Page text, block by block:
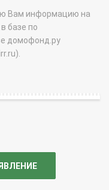
Вам информацию на
базе по
домофонд.ру